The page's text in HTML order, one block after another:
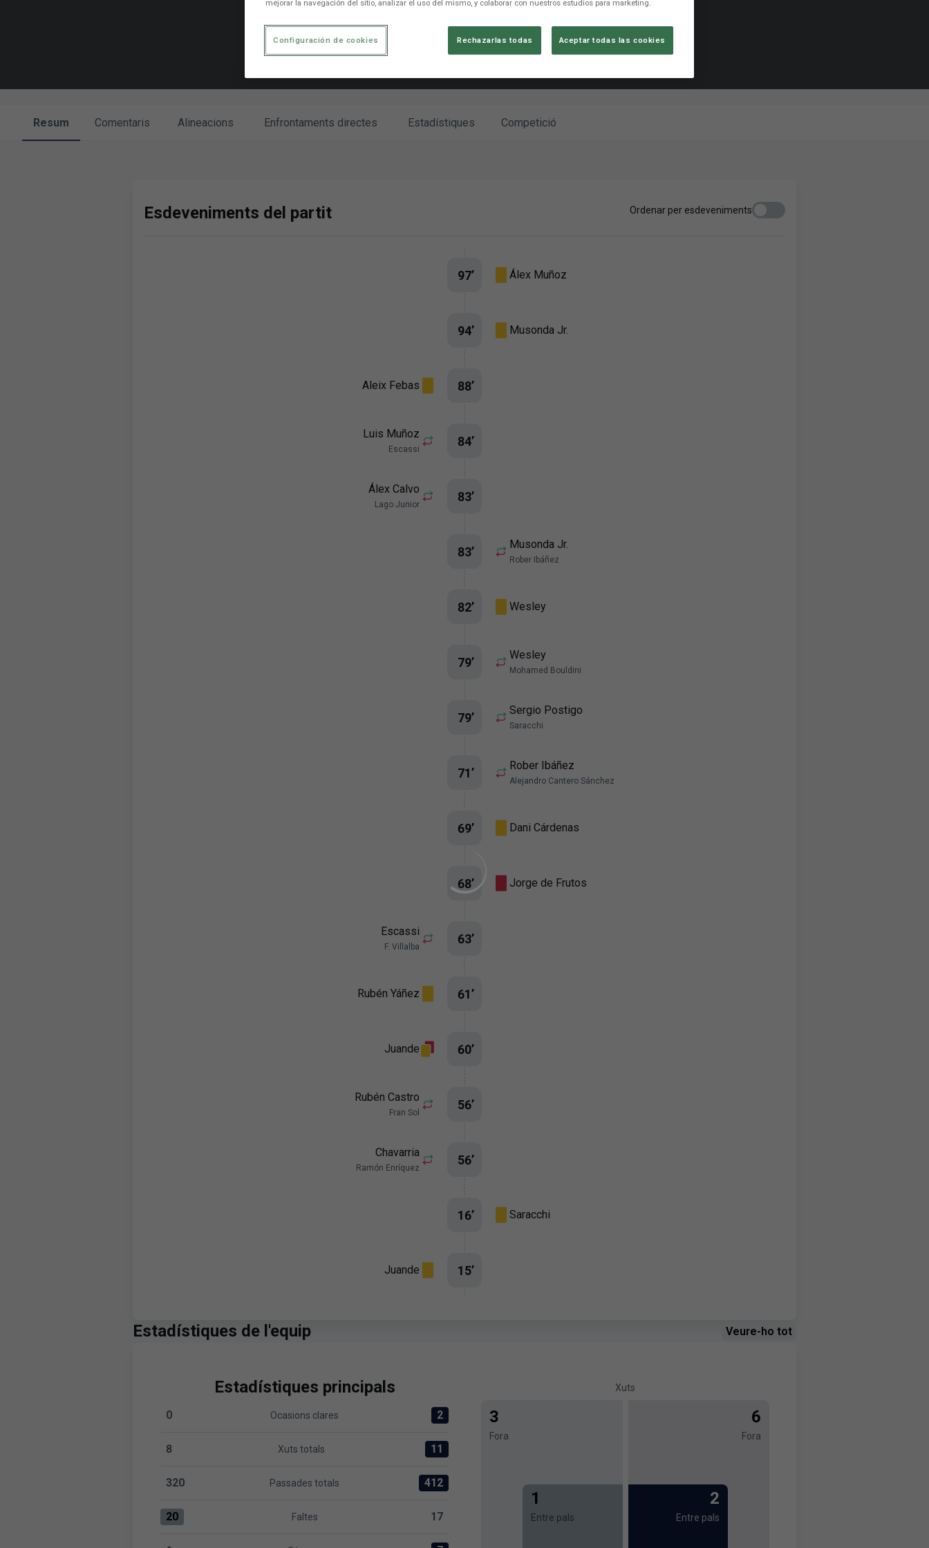
Resum Comentaris Alineacions Enfrontaments directes Estadístiques Competició
Esdeveniments del partit Ordenar per esdeveniments
Álex Muñoz
97’
Musonda Jr.
94’
Aleix Febas 88’
Luis Muñoz
Escassi
84’
Álex Calvo
Lago Junior
83’
Musonda Jr.
Rober Ibáñez
83’
Wesley
82’
Wesley
Mohamed Bouldini
79’
Sergio Postigo
Saracchi
79’
Rober Ibáñez
Alejandro Cantero Sánchez
71’
Dani Cárdenas
69’
Jorge de Frutos
68’
Escassi
F. Villalba
63’
Rubén Yáñez 61’
Juande 60’
Rubén Castro
Fran Sol
56’
Chavarria
Ramón Enríquez
56’
Saracchi
16’
Juande 15’
Estadístiques de l'equip Veure-ho tot
Estadístiques principals
Ocasions clares:Málaga CF 0 versus Levante UD 2
0 Ocasions clares 2
Xuts totals:Málaga CF 8 versus Levante UD 11
8 Xuts totals 11
Passades totals:Málaga CF 320 versus Levante UD 412
320 Passades totals 412
Faltes:Málaga CF 20 versus Levante UD 17
20 Faltes 17
Xuts
3
Fora
1
Entre pals
6
Fora
2
Entre pals
mejorar la navegación del sitio, analizar el uso del mismo, y colaborar con nuestros estudios para marketing.
Rechazarlas todas Aceptar todas las cookies
Configuración de cookies